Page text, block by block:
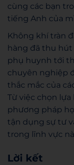
cùng các bạn
tiếng Anh của
Không khí tràn
hàng đã thu
phụ huynh tới
chuyên nghiệp
thắc mắc của
Từ việc chọn
phương pháp
tận dụng sự tư
trong lĩnh vực
Lời kết